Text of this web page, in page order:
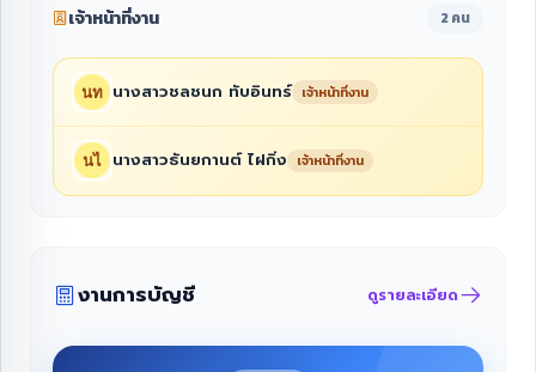
เจ้าหน้าที่งาน 2 คน
นางสาวชลชนก ทับอินทร์ เจ้าหน้าที่งาน
นางสาวธันยกานต์ ไฝกิ่ง เจ้าหน้าที่งาน
งานการบัญชี ดูรายละเอียด